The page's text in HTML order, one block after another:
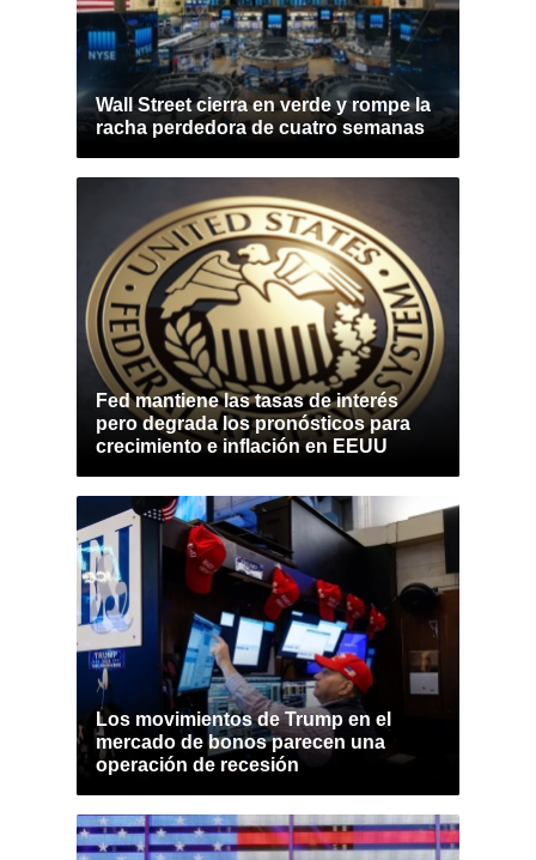
Wall Street cierra en verde y rompe la
racha perdedora de cuatro semanas
Fed mantiene las tasas de interés
pero degrada los pronósticos para
crecimiento e inflación en EEUU
Los movimientos de Trump en el
mercado de bonos parecen una
operación de recesión